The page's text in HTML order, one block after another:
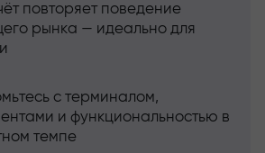
повторяет поведение
рынка — идеально для
с терминалом,
и функциональностью в
темпе